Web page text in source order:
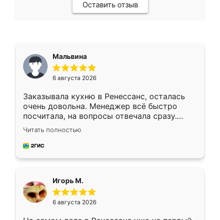
Оставить отзыв
Мальвина
6 августа 2026
Заказывала кухню в Ренессанс, осталась
очень довольна. Менеджер всё быстро
посчитала, на вопросы отвечала сразу.
Замерщик приехал в субботу, подошёл к
делу со всей ответственностью. Собрали
за день, ребята работали аккуратно, даже
Читать полностью
Игорь М.
6 августа 2026